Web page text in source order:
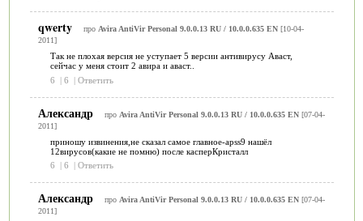
qwerty про Avira AntiVir Personal 9.0.0.13 RU / 10.0.0.635 EN[10-04-
2011]
Так не плохая версия не уступает 5 версии антивирусу Аваст,
сейчас у меня стоит 2 авира и аваст..
6
| 6 | Ответить
Александр про Avira AntiVir Personal 9.0.0.13 RU / 10.0.0.635 EN[07-04-
2011]
приношу извинения,не сказал самое главное-apss9 нашёл
12вирусов(какие не помню) после касперКристалл
6
| 6 | Ответить
Александр про Avira AntiVir Personal 9.0.0.13 RU / 10.0.0.635 EN[07-04-
2011]